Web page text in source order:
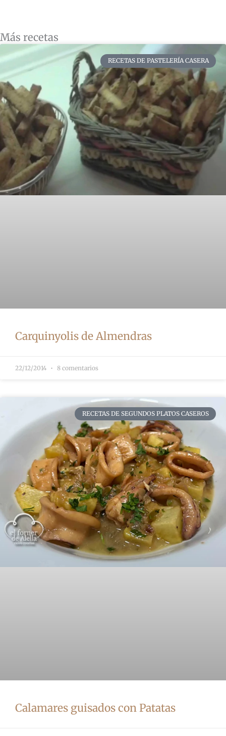
Más recetas
RECETAS DE PASTELERÍA CASERA
Carquinyolis de Almendras
22/12/2014 8 comentarios
RECETAS DE SEGUNDOS PLATOS CASEROS
Calamares guisados con Patatas